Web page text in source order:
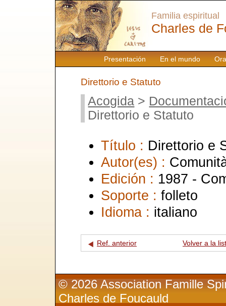
Presentación En el mundo
Familia espiritual
Charles de
Direttorio e Statuto
Acogida >
Direttorio e Statuto
Título : Direttorio e
Autor(es) :
Edición : 1987 -
Soporte : folleto
Idioma : italiano
Ref. anterior Volver a la
© 2026 Association Famille
Charles de Foucauld